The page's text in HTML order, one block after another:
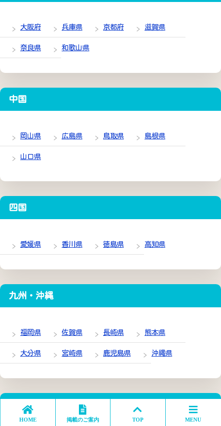
大阪府 兵庫県 京都府 滋賀県
奈良県 和歌山県
中国
岡山県 広島県 鳥取県 島根県
山口県
四国
愛媛県 香川県 徳島県 高知県
九州・沖縄
福岡県 佐賀県 長崎県 熊本県
大分県 宮崎県 鹿児島県 沖縄県
新規掲載施設
HOME 掲載のご案内 TOP MENU